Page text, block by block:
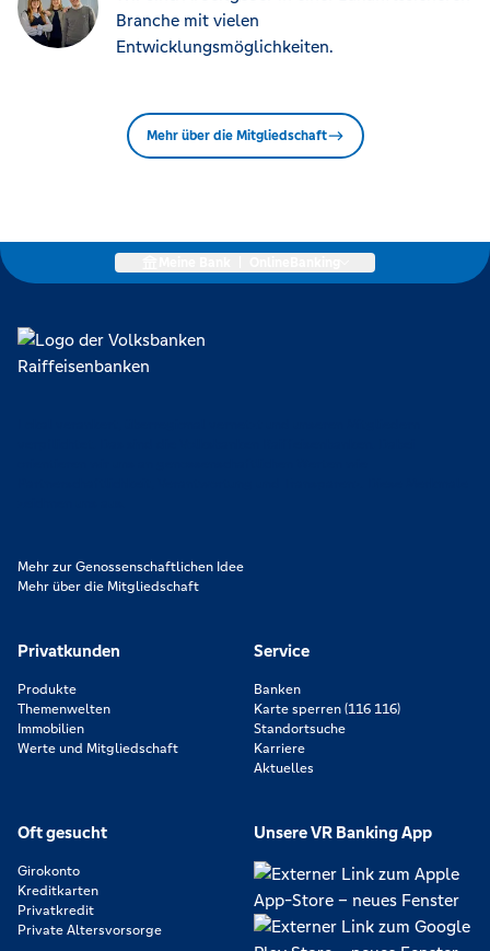
Branche mit vielen
Entwicklungsmöglichkeiten.
Mehr über die Mitgliedschaft
Mehr zur Genossenschaftlichen Idee
Mehr über die Mitgliedschaft
Privatkunden
Produkte
Themenwelten
Immobilien
Werte und Mitgliedschaft
Service
Banken
Karte sperren (116 116)
Standortsuche
Karriere
Aktuelles
Oft gesucht
Girokonto
Kreditkarten
Privatkredit
Private Altersvorsorge
Unsere VR Banking App